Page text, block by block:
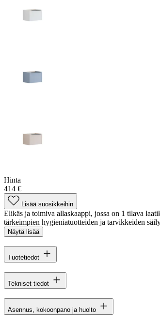
Hinta
414 €
Lisää suosikkeihin
Elikäs ja toimiva allaskaappi, jossa on 1 tilava
tärkeimpien hygieniatuotteiden ja tarvikkeiden
Näytä lisää
Tuotetiedot
Tekniset tiedot
Asennus, kokoonpano ja huolto